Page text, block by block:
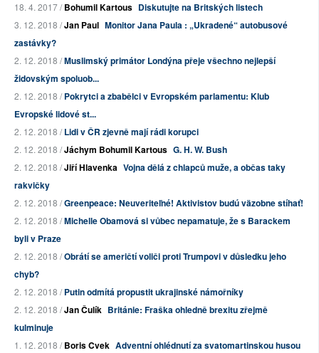
18. 4. 2017 /Bohumil Kartous Diskutujte na Britských listech
3. 12. 2018 /Jan Paul Monitor Jana Paula : „Ukradené“ autobusové
zastávky?
2. 12. 2018 /Muslimský primátor Londýna přeje všechno nejlepší
židovským spoluob...
2. 12. 2018 /Pokrytci a zbabělci v Evropském parlamentu: Klub
Evropské lidové st...
2. 12. 2018 /Lidi v ČR zjevně mají rádi korupci
2. 12. 2018 /Jáchym Bohumil Kartous G. H. W. Bush
2. 12. 2018 /Jiří Hlavenka Vojna dělá z chlapců muže, a občas taky
rakvičky
2. 12. 2018 /Greenpeace: Neuveriteľné! Aktivistov budú väzobne stíhať!
2. 12. 2018 /Michelle Obamová si vůbec nepamatuje, že s Barackem
byli v Praze
2. 12. 2018 /Obrátí se američtí voliči proti Trumpovi v důsledku jeho
chyb?
2. 12. 2018 /Putin odmítá propustit ukrajinské námořníky
2. 12. 2018 /Jan Čulík Británie: Fraška ohledně brexitu zřejmě
kulminuje
1. 12. 2018 /Boris Cvek Adventní ohlédnutí za svatomartinskou husou